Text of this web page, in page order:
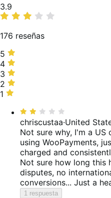
Promedio
de
3.9
176 reseñas
5
estrellas,
59 %
de
valoraciones
5
4
estrellas,
13 %
de
4
3
estrellas,
6 %
valoraciones
3
2
estrellas,
valoraciones
2
1
19 %
valoraciones
1
Valoración:
2
de
5
chriscustaa·United
Not sure why, I'm a
using WooPayments,
charged and
Not sure how long this
disputes, no
conversions... Just a
1 respuesta